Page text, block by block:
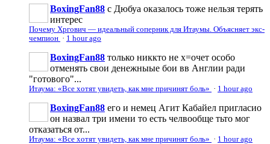
BoxingFan88 с Дюбуа оказалось тоже нельзя терять
интерес
Почему Хргович — идеальный соперник для Итаумы. Объясняет экс-
чемпион · 1 hour ago
BoxingFan88 только никкто не х=очет особо
отменять свои денежныые бои вв Англии ради
"готового"...
Итаума: «Все хотят увидеть, как мне причинят боль» · 1 hour ago
BoxingFan88 его и немец Агит Кабайел пригласио
он назвал три имени то есть челвообще тьто мог
отказаться от...
Итаума: «Все хотят увидеть, как мне причинят боль» · 1 hour ago